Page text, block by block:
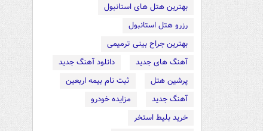
بهترین هتل های استانبول
رزرو هتل استانبول
بهترین جراح بینی ترمیمی
آهنگ های جدید
دانلود آهنگ جدید
پرشین هتل
ثبت نام بیمه اربعین
آهنگ جدید
مزایده خودرو
خرید بلیط استخر